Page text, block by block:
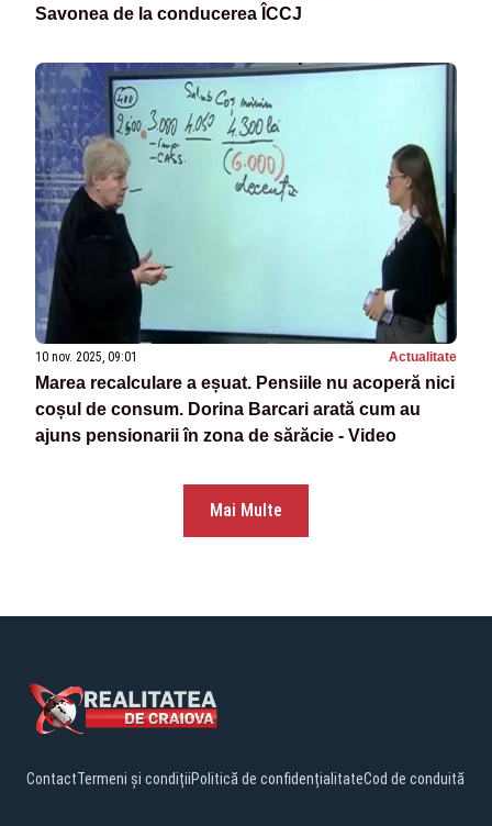
Savonea de la conducerea ÎCCJ
10 nov. 2025, 09:01 Actualitate
Marea recalculare a eșuat. Pensiile nu acoperă nici
coșul de consum. Dorina Barcari arată cum au
ajuns pensionarii în zona de sărăcie - Video
Mai Multe
ContactTermeni și condițiiPolitică de confidențialitateCod de conduită